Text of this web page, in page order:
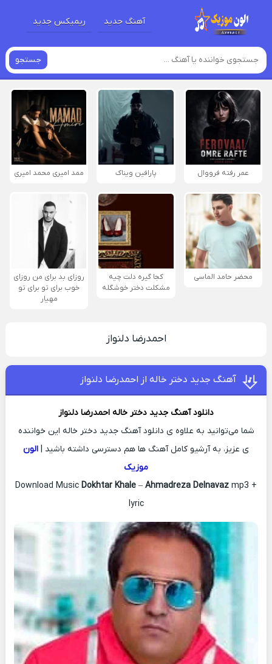
آهنگ جدید ریمیکس جدید
جستجو
عمر رفته فرووال پارافين ویناک ممد امیری محمد امیری
محضر حامد الماسی
کجا گیره دلت چیه
مشکلت دختر خوشگله
روزای بد برای من روزای
خوب برای تو برای تو
مهیار
احمدرضا دلنواز
آهنگ جدید دختر خاله از احمدرضا دلنواز
دانلود آهنگ جدید دختر خاله احمدرضا دلنواز
شما می‌توانید به علاوه ی دانلود آهنگ جدید دختر خاله این خواننده
ی عزیز، به آرشیو کامل آهنگ ها هم دسترسی داشته باشید | الون
موزیک
Download Music Dokhtar Khale – Ahmadreza Delnavaz mp3 +
lyric